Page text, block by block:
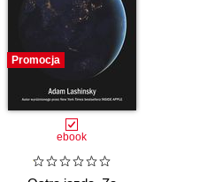
Promocja
ebook